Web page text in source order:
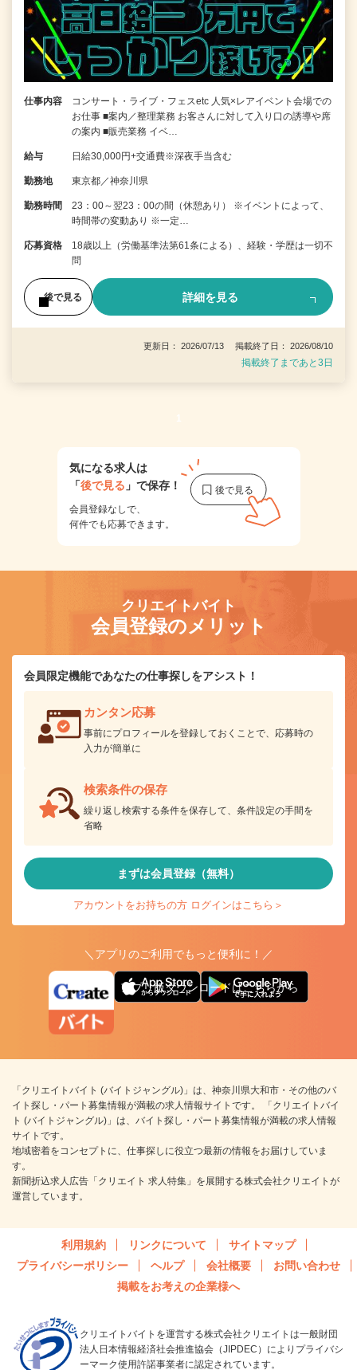
仕事内容
コンサート・ライブ・フェスetc 人気×レアイベント会場での
お仕事 ■案内／整理業務 お客さんに対して入り口の誘導や席
の案内 ■販売業務 イベ…
給与 日給30,000円+交通費※深夜手当含む
勤務地 東京都／神奈川県
勤務時間
23：00～翌23：00の間（休憩あり） ※イベントによって、
時間帯の変動あり ※一定…
応募資格
18歳以上（労働基準法第61条による）、経験・学歴は一切不
問
後で見る 詳細を見る
更新日： 2026/07/13 掲載終了日： 2026/08/10
掲載終了まであと3日
1
気になる求人は
「後で見る 」で保存！
会員登録なしで、
何件でも応募できます。
クリエイトバイト
会員登録のメリット
会員限定機能であなたの仕事探しをアシスト！
カンタン応募
事前にプロフィールを登録しておくことで、応募時の
入力が簡単に
検索条件の保存
繰り返し検索する条件を保存して、条件設定の手間を
省略
まずは会員登録（無料）
アカウントをお持ちの方 ログインはこちら＞
＼アプリのご利用でもっと便利に！／
アプリ版ダウンロードはこちらから
「クリエイトバイト (バイトジャングル)」は、神奈川県大和市・その他のバ
イト探し・パート募集情報が満載の求人情報サイトです。 「クリエイトバイ
ト (バイトジャングル)」は、バイト探し・パート募集情報が満載の求人情報
サイトです。
地域密着をコンセプトに、仕事探しに役立つ最新の情報をお届けしていま
す。
新聞折込求人広告「クリエイト 求人特集」を展開する株式会社クリエイトが
運営しています。
利用規約 リンクについて
サイトマップ
プライバシーポリシー
ヘルプ 会社概要
お問い合わせ
掲載をお考えの企業様へ
クリエイトバイトを運営する株式会社クリエイトは一般財団
法人日本情報経済社会推進協会（JIPDEC）によりプライバシ
ーマーク使用許諾事業者に認定されています。